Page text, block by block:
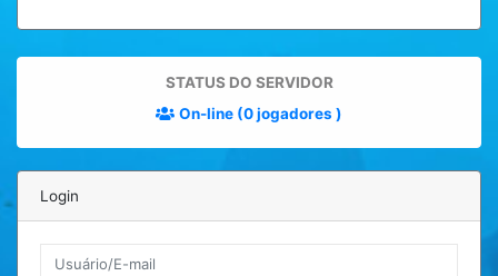
STATUS DO SERVIDOR
On-line (0 jogadores )
Login